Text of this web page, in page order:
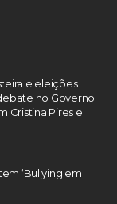
e eleições
no Governo
Cristina Pires e
‘Bullying em